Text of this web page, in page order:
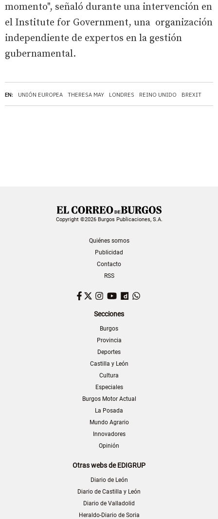
EN: UNIÓN EUROPEA THERESA MAY LONDRES REINO UNIDO BREXIT
momento", señaló durante una intervención en
el Institute for Government, una organización
independiente de expertos en la gestión
gubernamental.
Copyright ©2026 Burgos Publicaciones, S.A.
Quiénes somos
Publicidad
Contacto
RSS
Facebook
TwitterInstagram
YouTubeDailymotion
Secciones
Burgos
Provincia
Deportes
Castilla y León
Cultura
Especiales
Burgos Motor Actual
La Posada
Mundo Agrario
Innovadores
Opinión
Otras webs de EDIGRUP
Diario de León
Diario de Castilla y León
Diario de Valladolid
Heraldo-Diario de Soria